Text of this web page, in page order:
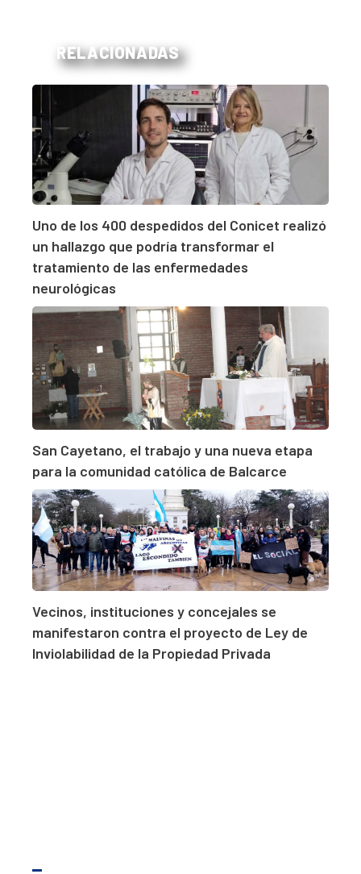
RELACIONADAS
Uno de los 400 despedidos del Conicet realizó
un hallazgo que podría transformar el
tratamiento de las enfermedades
neurológicas
San Cayetano, el trabajo y una nueva etapa
para la comunidad católica de Balcarce
Vecinos, instituciones y concejales se
manifestaron contra el proyecto de Ley de
Inviolabilidad de la Propiedad Privada